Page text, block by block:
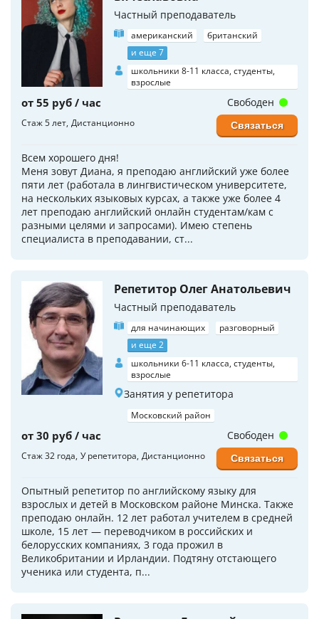
Частный преподаватель
американский
британский
и еще 7
школьники 8-11 класса, студенты,
взрослые
от 55 руб / час
Стаж 5 лет Дистанционно
Всем хорошего дня!
Меня зовут Диана, я преподаю английский уже более
пяти лет (работала в лингвистическом университете,
на нескольких языковых курсах, а также уже более 4
лет преподаю английский онлайн студентам/кам с
разными целями и запросами). Имею степень
специалиста в преподавании, ст...
Свободен
Связаться
Репетитор Олег Анатольевич
Частный преподаватель
для начинающих
разговорный
и еще 2
школьники 6-11 класса, студенты,
взрослые
Занятия у репетитора
Московский район
от 30 руб / час
Стаж 32 года У репетитора Дистанционно
Опытный репетитор по английскому языку для
взрослых и детей в Московском районе Минска. Также
преподаю онлайн. 12 лет работал учителем в средней
школе, 15 лет — переводчиком в российских и
белорусских компаниях, 3 года прожил в
Великобритании и Ирландии. Подтяну отстающего
ученика или студента, п...
Свободен
Связаться